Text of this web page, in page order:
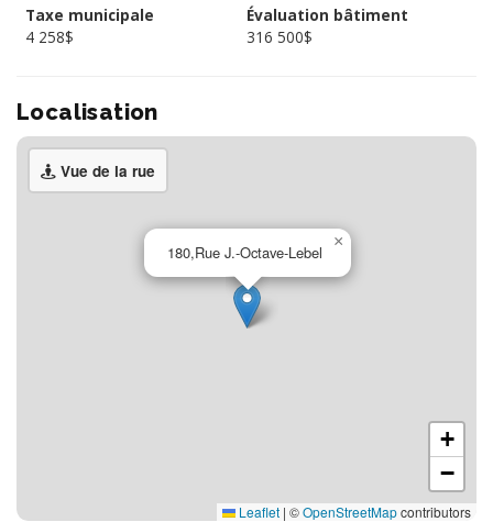
Taxe municipale
4 258$
Évaluation bâtiment
316 500$
Localisation
Vue de la rue
180,Rue J.-Octave-Lebel
×
+
−
Leaflet | ©OpenStreetMapcontributors